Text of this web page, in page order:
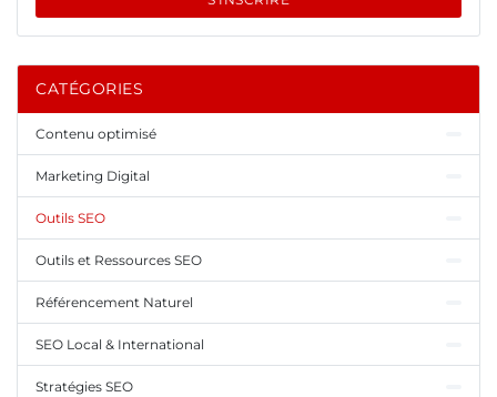
CATÉGORIES
Contenu optimisé
Marketing Digital
Outils SEO
Outils et Ressources SEO
Référencement Naturel
SEO Local & International
Stratégies SEO